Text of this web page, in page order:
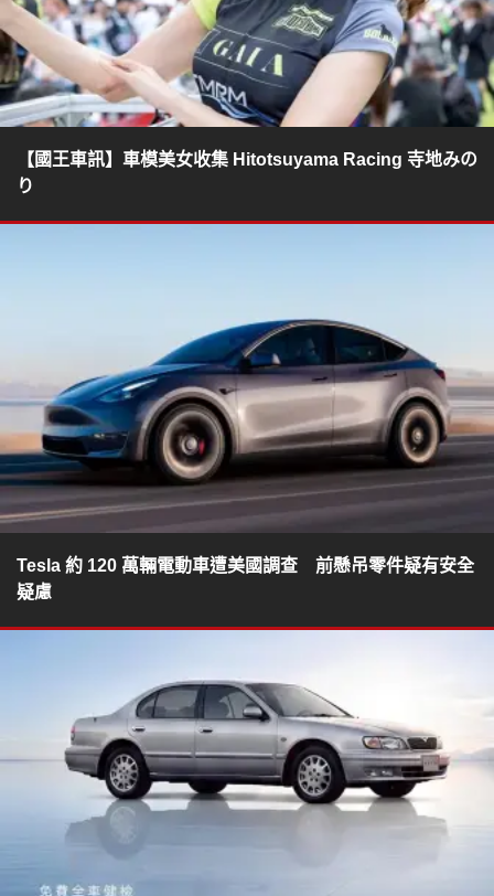
【國王車訊】車模美女收集 Hitotsuyama Racing 寺地みの
り
Tesla 約 120 萬輛電動車遭美國調查 前懸吊零件疑有安全
疑慮